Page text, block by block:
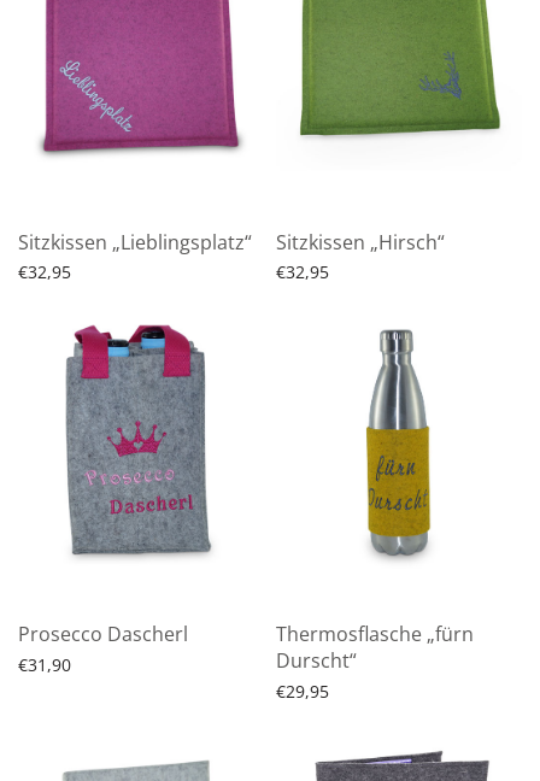
Sitzkissen „Lieblingsplatz“
€32,95
Sitzkissen „Hirsch“
€32,95
Prosecco Dascherl
€31,90
Thermosflasche „fürn
Durscht“
€29,95